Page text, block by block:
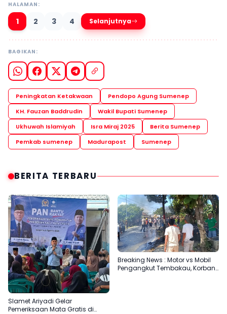
HALAMAN:
1 2 3 4 Selanjutnya
BAGIKAN:
Peningkatan Ketakwaan
Pendopo Agung Sumenep
KH. Fauzan Baddrudin
Wakil Bupati Sumenep
Ukhuwah Islamiyah
Isra Miraj 2025
Berita Sumenep
Pemkab sumenep
Madurapost Sumenep
BERITA TERBARU
Slamet Ariyadi Gelar
Pemeriksaan Mata Gratis di
Breaking News : Motor vs Mobil
Pengangkut Tembakau, Korban